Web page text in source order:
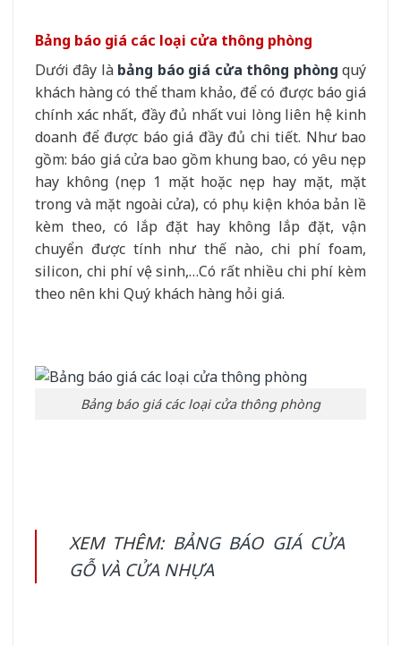
Bảng báo giá các loại cửa thông phòng
Dưới đây là bảng báo giá cửa thông phòng quý
khách hàng có thể tham khảo, để có được báo giá
chính xác nhất, đầy đủ nhất vui lòng liên hệ kinh
doanh để được báo giá đầy đủ chi tiết. Như bao
gồm: báo giá cửa bao gồm khung bao, có yêu nẹp
hay không (nẹp 1 mặt hoặc nẹp hay mặt, mặt
trong và mặt ngoài cửa), có phụ kiện khóa bản lề
kèm theo, có lắp đặt hay không lắp đặt, vận
chuyển được tính như thế nào, chi phí foam,
silicon, chi phí vệ sinh,…Có rất nhiều chi phí kèm
theo nên khi Quý khách hàng hỏi giá.
Bảng báo giá các loại cửa thông phòng
XEM THÊM: BẢNG BÁO GIÁ CỬA
GỖ VÀ CỬA NHỰA